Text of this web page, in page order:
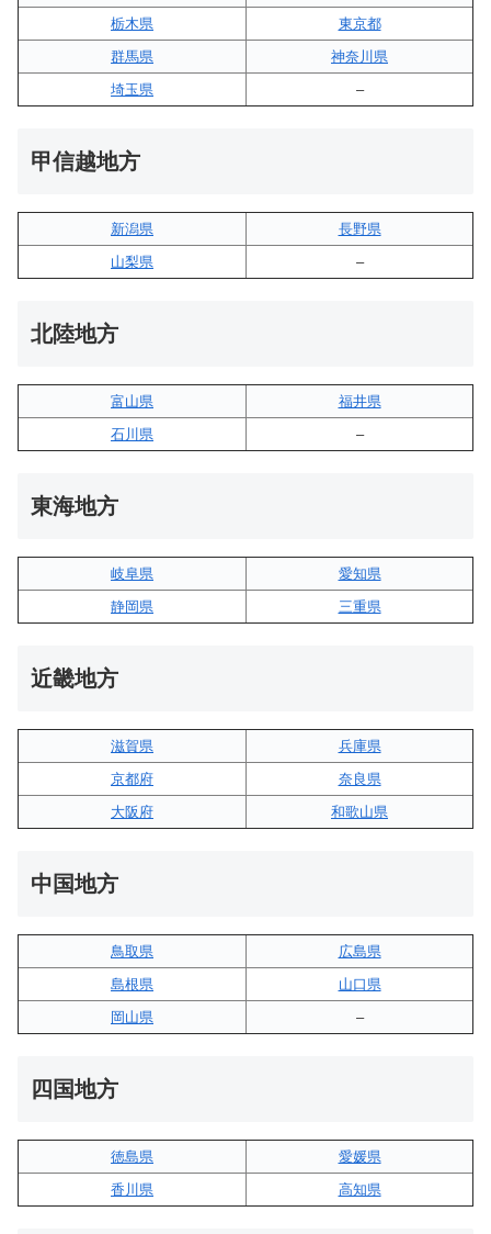
栃木県
東京都
群馬県
神奈川県
埼玉県
–
甲信越地方
新潟県
長野県
山梨県
–
北陸地方
富山県
福井県
石川県
–
東海地方
岐阜県
愛知県
静岡県
三重県
近畿地方
滋賀県
兵庫県
京都府
奈良県
大阪府
和歌山県
中国地方
鳥取県
広島県
島根県
山口県
岡山県
–
四国地方
徳島県
愛媛県
香川県
高知県